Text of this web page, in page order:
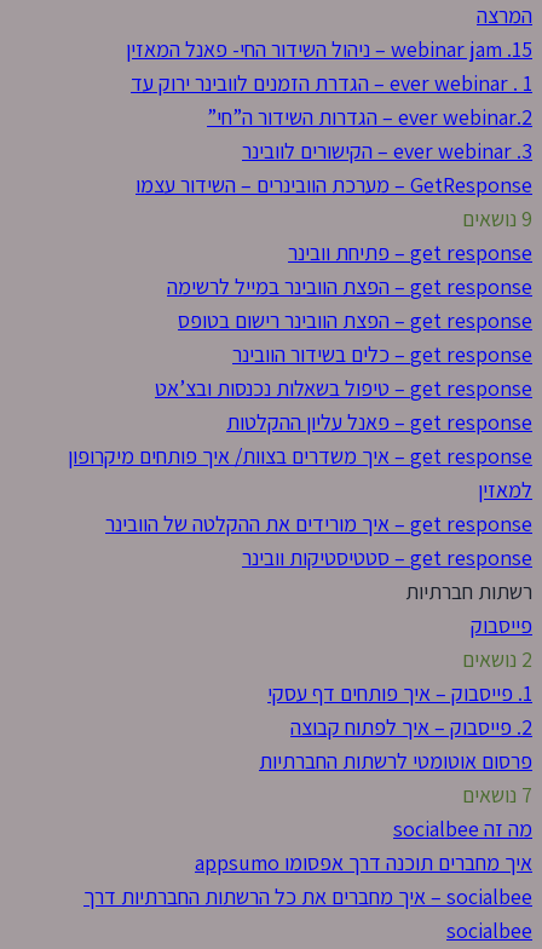
המרצה
15. webinar jam – ניהול השידור החי- פאנל המאזין
1 . ever webinar – הגדרת הזמנים לוובינר ירוק עד
2.ever webinar – הגדרות השידור ה”חי”
3. ever webinar – הקישורים לוובינר
GetResponse – מערכת הוובינרים – השידור עצמו
9 נושאים
get response – פתיחת וובינר
get response – הפצת הוובינר במייל לרשימה
get response – הפצת הוובינר רישום בטופס
get response – כלים בשידור הוובינר
get response – טיפול בשאלות נכנסות ובצ’אט
get response – פאנל עליון ההקלטות
get response – איך משדרים בצוות/ איך פותחים מיקרופון
למאזין
get response – איך מורידים את ההקלטה של הוובינר
get response – סטטיסטיקות וובינר
רשתות חברתיות
פייסבוק
2 נושאים
1. פייסבוק – איך פותחים דף עסקי
2. פייסבוק – איך לפתוח קבוצה
פרסום אוטומטי לרשתות החברתיות
7 נושאים
מה זה socialbee
איך מחברים תוכנה דרך אפסומו appsumo
socialbee – איך מחברים את כל הרשתות החברתיות דרך
socialbee